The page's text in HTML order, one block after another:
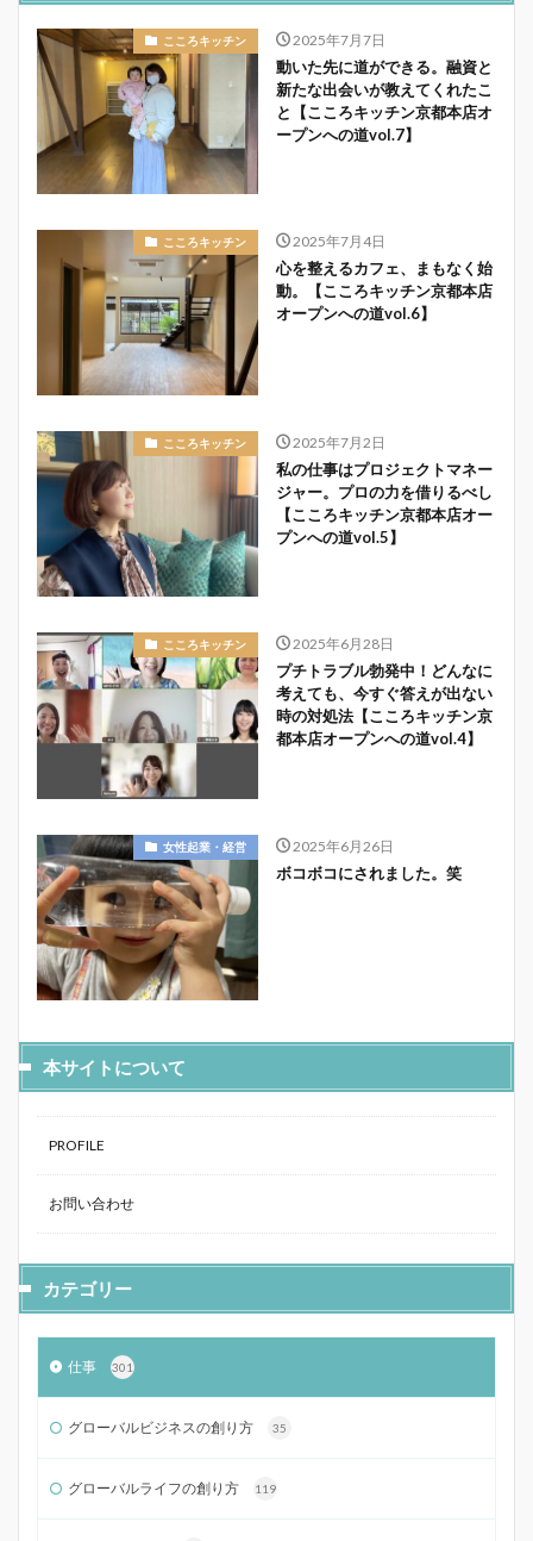
こころキッチン 2025年7月7日
動いた先に道ができる。融資と
新たな出会いが教えてくれたこ
と【こころキッチン京都本店オ
ープンへの道vol.7】
こころキッチン 2025年7月4日
心を整えるカフェ、まもなく始
動。【こころキッチン京都本店
オープンへの道vol.6】
こころキッチン 2025年7月2日
私の仕事はプロジェクトマネー
ジャー。プロの力を借りるべし
【こころキッチン京都本店オー
プンへの道vol.5】
こころキッチン 2025年6月28日
プチトラブル勃発中！どんなに
考えても、今すぐ答えが出ない
時の対処法【こころキッチン京
都本店オープンへの道vol.4】
女性起業・経営 2025年6月26日
ボコボコにされました。笑
本サイトについて
PROFILE
お問い合わせ
カテゴリー
仕事 301
グローバルビジネスの創り方 35
グローバルライフの創り方 119